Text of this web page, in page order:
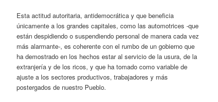
Esta actitud autoritaria, antidemocrática y que beneficia
únicamente a los grandes capitales, como las automotrices -que
están despidiendo o suspendiendo personal de manera cada vez
más alarmante-, es coherente con el rumbo de un gobierno que
ha demostrado en los hechos estar al servicio de la usura, de la
extranjería y de los ricos, y que ha tomado como variable de
ajuste a los sectores productivos, trabajadores y más
postergados de nuestro Pueblo.